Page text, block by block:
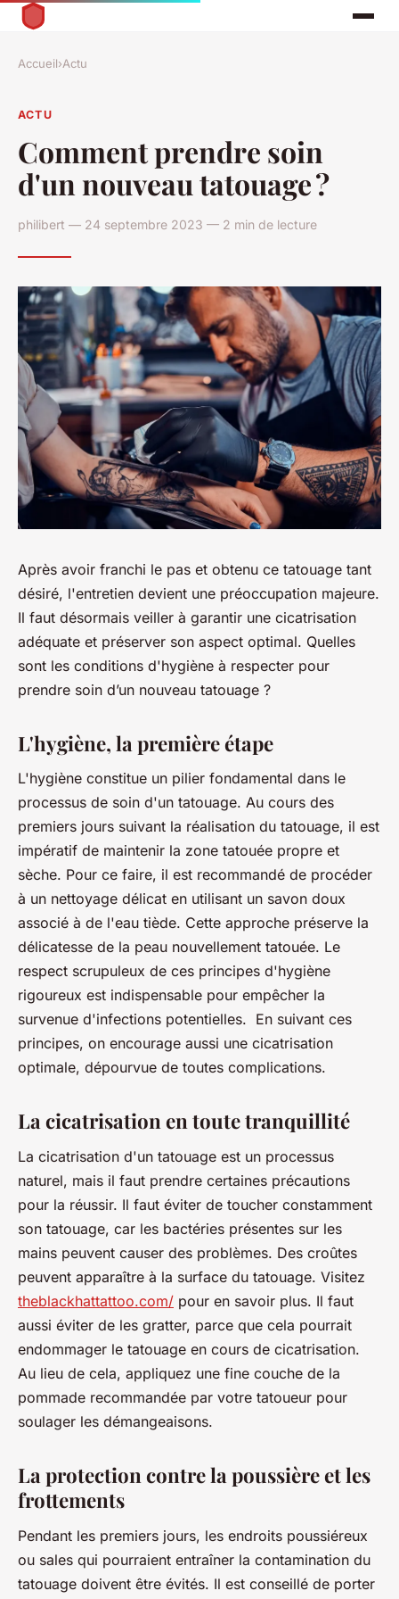
Accueil›Actu
ACTU
Comment prendre soin
d'un nouveau tatouage ?
philibert — 24 septembre 2023 — 2 min de lecture
Après avoir franchi le pas et obtenu ce tatouage tant
désiré, l'entretien devient une préoccupation majeure.
Il faut désormais veiller à garantir une cicatrisation
adéquate et préserver son aspect optimal. Quelles
sont les conditions d'hygiène à respecter pour
prendre soin d’un nouveau tatouage ?
L'hygiène, la première étape
L'hygiène constitue un pilier fondamental dans le
processus de soin d'un tatouage. Au cours des
premiers jours suivant la réalisation du tatouage, il est
impératif de maintenir la zone tatouée propre et
sèche. Pour ce faire, il est recommandé de procéder
à un nettoyage délicat en utilisant un savon doux
associé à de l'eau tiède. Cette approche préserve la
délicatesse de la peau nouvellement tatouée. Le
respect scrupuleux de ces principes d'hygiène
rigoureux est indispensable pour empêcher la
survenue d'infections potentielles. En suivant ces
principes, on encourage aussi une cicatrisation
optimale, dépourvue de toutes complications.
La cicatrisation en toute tranquillité
La cicatrisation d'un tatouage est un processus
naturel, mais il faut prendre certaines précautions
pour la réussir. Il faut éviter de toucher constamment
son tatouage, car les bactéries présentes sur les
mains peuvent causer des problèmes. Des croûtes
peuvent apparaître à la surface du tatouage. Visitez
theblackhattattoo.com/ pour en savoir plus. Il faut
aussi éviter de les gratter, parce que cela pourrait
endommager le tatouage en cours de cicatrisation.
Au lieu de cela, appliquez une fine couche de la
pommade recommandée par votre tatoueur pour
soulager les démangeaisons.
La protection contre la poussière et les
frottements
Pendant les premiers jours, les endroits poussiéreux
ou sales qui pourraient entraîner la contamination du
tatouage doivent être évités. Il est conseillé de porter